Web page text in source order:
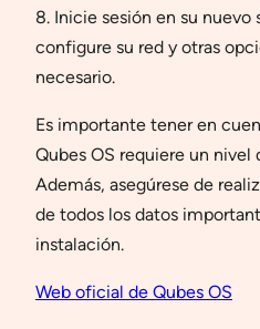
8. Inicie sesión en su nuevo
configure su red y otras
necesario.
Es importante tener en
Qubes OS requiere un
Además, asegúrese de
de todos los datos
instalación.
Web oficial de Qubes OS